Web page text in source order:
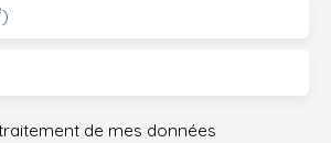
de mes données